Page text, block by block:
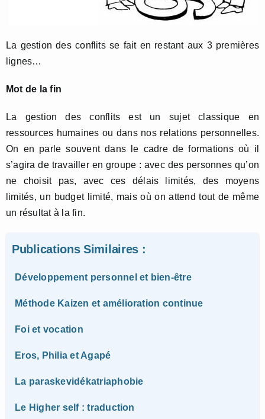
La gestion des conflits se fait en restant aux 3 premières
lignes…
Mot de la fin
La gestion des conflits est un sujet classique en
ressources humaines ou dans nos relations personnelles.
On en parle souvent dans le cadre de formations où il
s’agira de travailler en groupe : avec des personnes qu’on
ne choisit pas, avec ces délais limités, des moyens
limités, un budget limité, mais où on attend tout de même
un résultat à la fin.
Publications Similaires :
Développement personnel et bien-être
Méthode Kaizen et amélioration continue
Foi et vocation
Eros, Philia et Agapé
La paraskevidékatriaphobie
Le Higher self : traduction